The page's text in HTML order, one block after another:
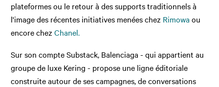
plateformes ou le retour à des supports traditionnels à
l'image des récentes initiatives menées chez Rimowa ou
encore chezChanel.
Sur son compte Substack, Balenciaga - qui appartient au
groupe de luxe Kering - propose une ligne éditoriale
construite autour de ses campagnes, de conversations